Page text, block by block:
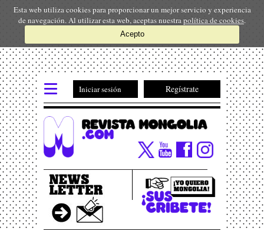
Esta web utiliza cookies para proporcionar un mejor servicio y experiencia
de navegación. Al utilizar esta web, aceptas nuestra política de cookies.
Acepto
Iniciar sesión Regístrate